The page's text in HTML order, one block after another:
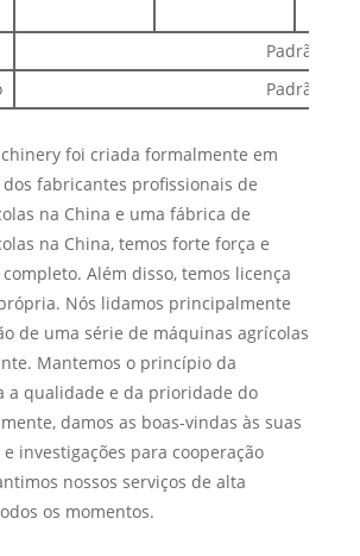
Padrão
Padrão
foi criada formalmente em
dos fabricantes profissionais de
na China e uma fábrica de
na China, temos forte força e
Além disso, temos licença
Nós lidamos principalmente
de uma série de máquinas agrícolas
Mantemos o princípio da
a qualidade e da prioridade do
damos as boas-vindas às suas
investigações para cooperação
nossos serviços de alta
os momentos.